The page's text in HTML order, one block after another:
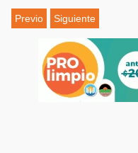
Previo Siguiente